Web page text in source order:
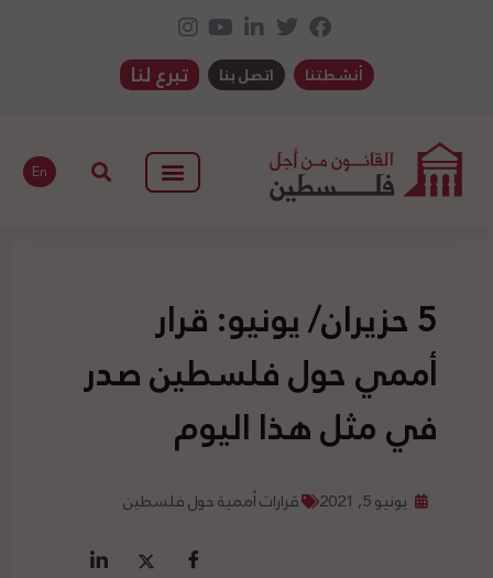
أنشطتنا اتصل بنا تبرع لنا
En
5 حزيران/ يونيو: قرار
أممي حول فلسطين صدر
في مثل هذا اليوم
يونيو 5, 2021 قرارات أممية حول فلسطين